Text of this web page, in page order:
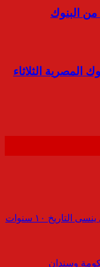
المصرية الثلاثاء
كلمة حق : د.شاكر أديت ماعليك .. لن ينسى التاريخ ١٠ سنوات
وسندان